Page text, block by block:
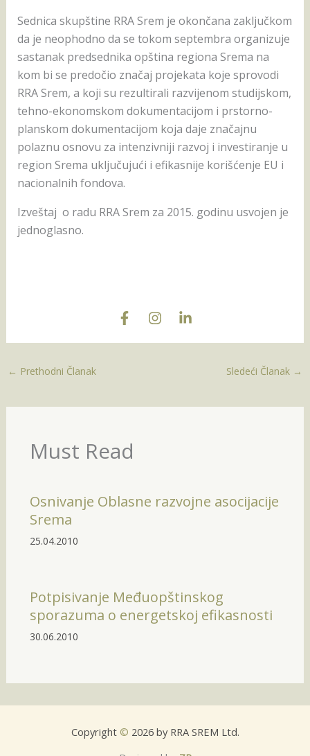
Sednica skupštine RRA Srem je okončana zaključkom
da je neophodno da se tokom septembra organizuje
sastanak predsednika opština regiona Srema na
kom bi se predočio značaj projekata koje sprovodi
RRA Srem, a koji su rezultirali razvijenom studijskom,
tehno-ekonomskom dokumentacijom i prstorno-
planskom dokumentacijom koja daje značajnu
polaznu osnovu za intenzivniji razvoj i investiranje u
region Srema uključujući i efikasnije korišćenje EU i
nacionalnih fondova.
Izveštaj o radu RRA Srem za 2015. godinu usvojen je
jednoglasno.
← Prethodni Članak Sledeći Članak →
Must Read
Osnivanje Oblasne razvojne asocijacije
Srema
25.04.2010
Potpisivanje Međuopštinskog
sporazuma o energetskoj efikasnosti
30.06.2010
Copyright © 2026 by RRA SREM Ltd.